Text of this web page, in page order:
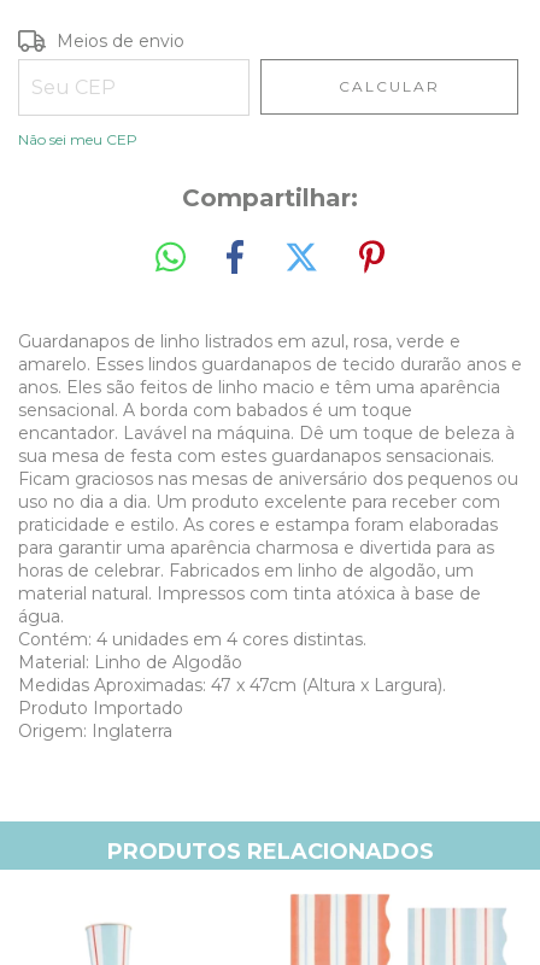
Entregas para o CEP:
Meios de envio
CALCULAR
Não sei meu CEP
Compartilhar:
Guardanapos de linho listrados em azul, rosa, verde e
amarelo. Esses lindos guardanapos de tecido durarão anos e
anos. Eles são feitos de linho macio e têm uma aparência
sensacional. A borda com babados é um toque
encantador. Lavável na máquina. Dê um toque de beleza à
sua mesa de festa com estes guardanapos sensacionais.
Ficam graciosos nas mesas de aniversário dos pequenos ou
uso no dia a dia. Um produto excelente para receber com
praticidade e estilo. As cores e estampa foram elaboradas
para garantir uma aparência charmosa e divertida para as
horas de celebrar. Fabricados em linho de algodão, um
material natural. Impressos com tinta atóxica à base de
água.
Contém: 4 unidades em 4 cores distintas.
Material: Linho de Algodão
Medidas Aproximadas: 47 x 47cm (Altura x Largura).
Produto Importado
Origem: Inglaterra
PRODUTOS RELACIONADOS